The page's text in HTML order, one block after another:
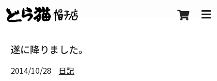
遂に降りました。
2014/10/28
日記